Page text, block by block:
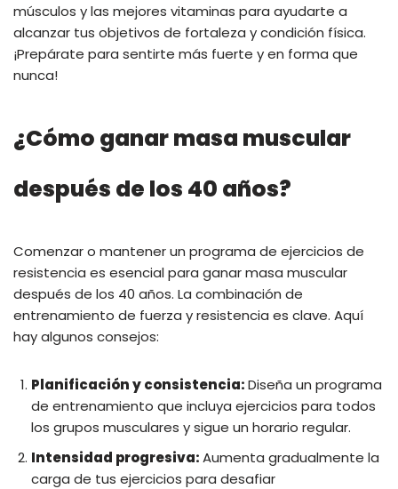
músculos y las mejores vitaminas para ayudarte a
alcanzar tus objetivos de fortaleza y ​​condición física.
¡Prepárate para sentirte más fuerte y en forma que
nunca!
¿Cómo ganar masa muscular
después de los 40 años?
Comenzar o mantener un programa de ejercicios de
resistencia es esencial para ganar masa muscular
después de los 40 años. La combinación de
entrenamiento de fuerza y ​​resistencia es clave. Aquí
hay algunos consejos:
Planificación y consistencia:Diseña un programa
de entrenamiento que incluya ejercicios para todos
los grupos musculares y sigue un horario regular.
Intensidad progresiva:Aumenta gradualmente la
carga de tus ejercicios para desafiar